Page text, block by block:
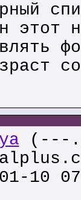
этот
(---
10